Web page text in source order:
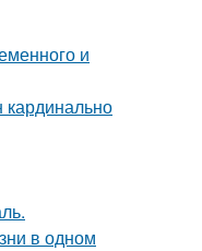
и
кардинально
в одном